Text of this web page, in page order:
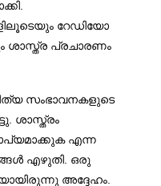
റേഡിയോ
ശാസ്ത്ര പ്രചാരണം
സംഭാവനകളുടെ
ശാസ്ത്രം
എന്ന
എഴുതി. ഒരു
അദ്ദേഹം.